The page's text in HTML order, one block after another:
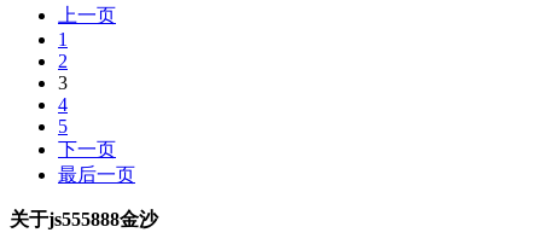
上一页
1
2
3
4
5
下一页
最后一页
关于js555888金沙